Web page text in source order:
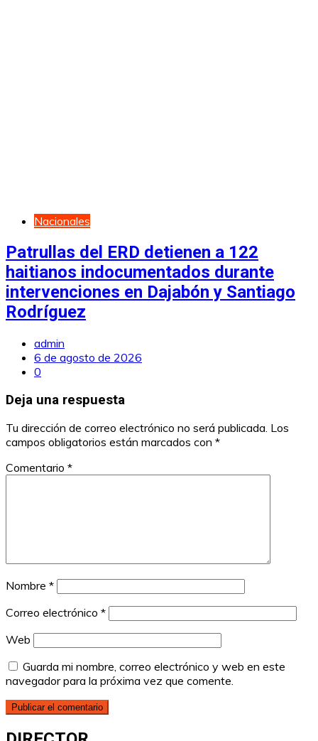
Nacionales
Patrullas del ERD detienen a 122
haitianos indocumentados durante
intervenciones en Dajabón y Santiago
Rodríguez
admin
6 de agosto de 2026
0
Deja una respuesta
Tu dirección de correo electrónico no será publicada. Los
campos obligatorios están marcados con *
Comentario *
Nombre *
Correo electrónico *
Web
Guarda mi nombre, correo electrónico y web en este
navegador para la próxima vez que comente.